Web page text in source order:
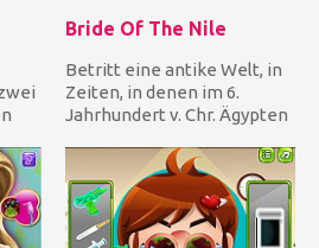
Bride Of The Nile
Betritt eine antike Welt, in
Zeiten, in denen im 6.
Jahrhundert v. Chr. Ägypten